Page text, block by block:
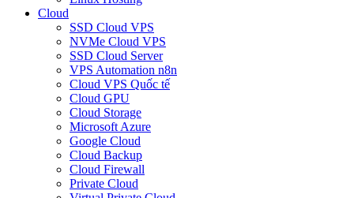
Cloud
SSD Cloud VPS
NVMe Cloud VPS
SSD Cloud Server
VPS Automation n8n
Cloud VPS Quốc tế
Cloud GPU
Cloud Storage
Microsoft Azure
Google Cloud
Cloud Backup
Cloud Firewall
Private Cloud